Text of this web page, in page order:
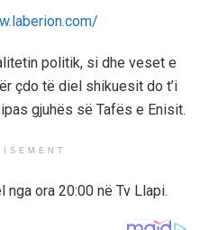
politik, si dhe veset e
çdo të diel shikuesit do t’i
gjuhës së Tafës e Enisit.
ora 20:00 në Tv Llapi.